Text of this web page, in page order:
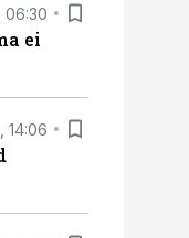
06:30
ei
14:06